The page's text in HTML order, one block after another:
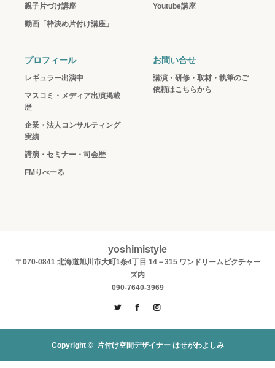
親子片づけ講座
動画「枠決め片付け講座」
Youtube講座
プロフィール
レギュラー出演中
マスコミ・メディア出演掲載
歴
企業・法人コンサルティング
実績
講演・セミナー・司会歴
FMりべーる
お問い合せ
講演・研修・取材・執筆のご
依頼はこちらから
yoshimistyle
〒070-0841 北海道旭川市大町1条4丁目 14－315 ワンドリームピクチャー
ズ内
090-7640-3969
Twitter Facebook
Copyright © 片付け空間デザイナー はせがわよしみ